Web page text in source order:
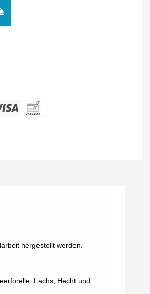
hergestellt werden.
Lachs, Hecht und